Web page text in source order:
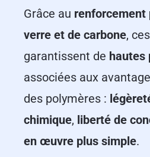
Grâce au renforcement
verre et de carbone,
garantissent de hautes
associées aux
des polymères :
chimique, liberté de
en œuvre plus simple.